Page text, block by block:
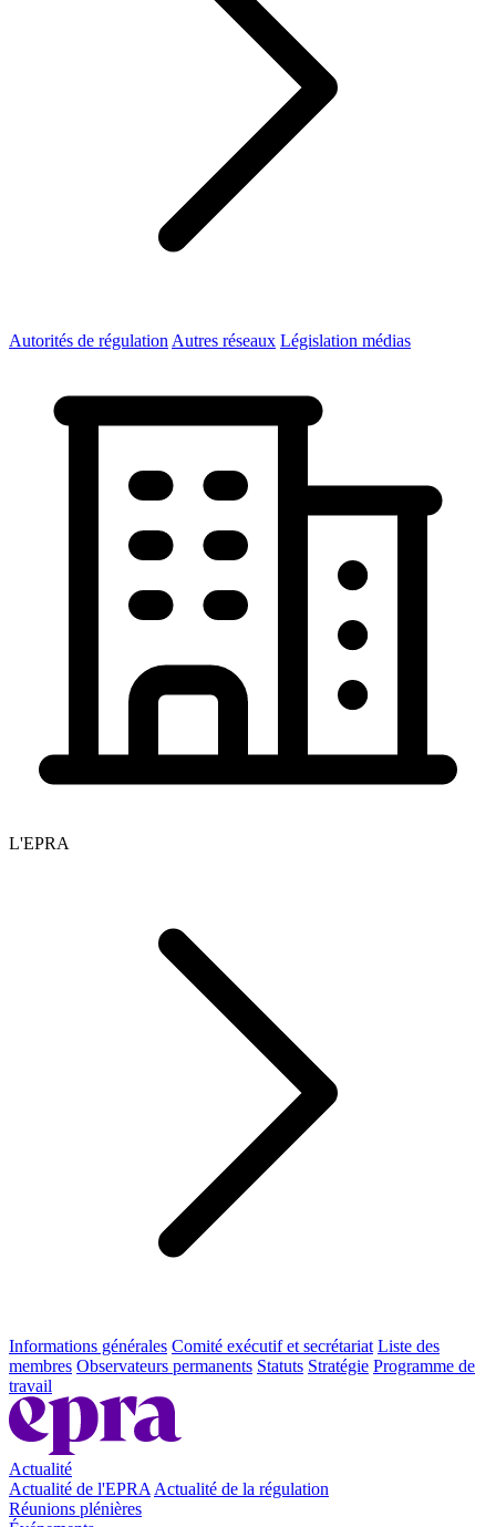
Autorités de régulation Autres réseaux Législation médias
L'EPRA
Informations générales Comité exécutif et secrétariat Liste des
membres Observateurs permanents Statuts Stratégie Programme de
travail
Actualité
Actualité de l'EPRA Actualité de la régulation
Réunions plénières